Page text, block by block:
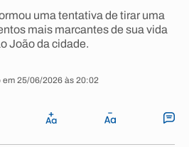
uma tentativa de tirar uma
mais marcantes de sua vida
João da cidade.
em 25/06/2026 às 20:02